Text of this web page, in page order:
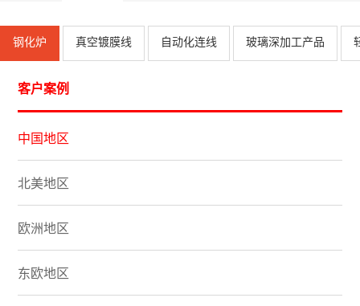
钢化炉 真空镀膜线 自动化连线 玻璃深加工产品
客户案例
中国地区
北美地区
欧洲地区
东欧地区